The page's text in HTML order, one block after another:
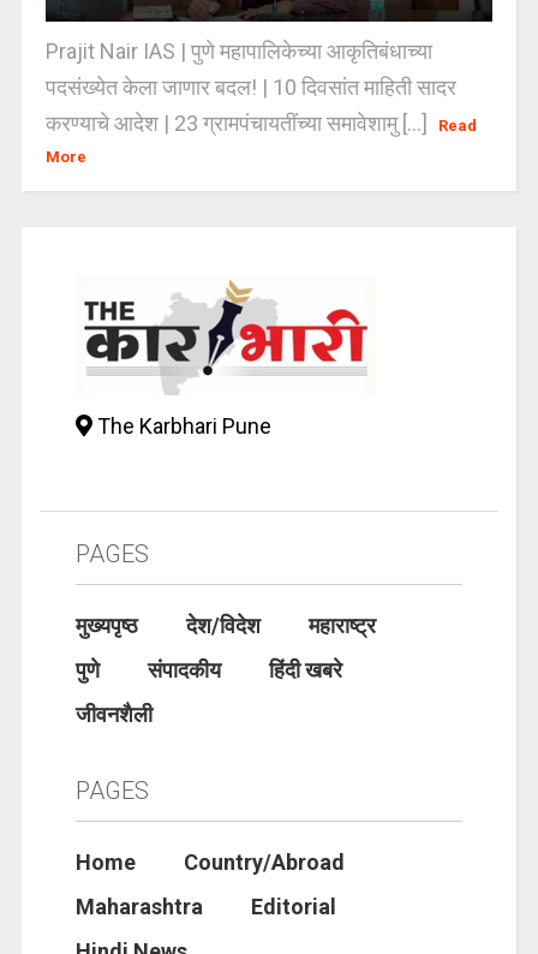
Prajit Nair IAS | पुणे महापालिकेच्या आकृतिबंधाच्या
पदसंख्येत केला जाणार बदल! | 10 दिवसांत माहिती सादर
करण्याचे आदेश | 23 ग्रामपंचायतींच्या समावेशामु [...]
Read
More
The Karbhari Pune
PAGES
मुख्यपृष्ठ देश/विदेश
महाराष्ट्र
पुणे
संपादकीय
हिंदी खबरे
जीवनशैली
PAGES
Home
Country/Abroad
Maharashtra
Editorial